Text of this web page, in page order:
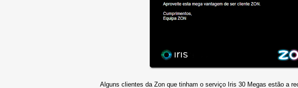
Alguns clientes da Zon que tinham o serviço Iris 30 Megas estão a